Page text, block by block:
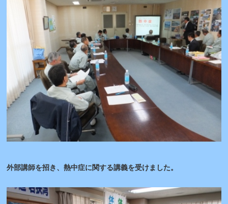
外部講師を招き、熱中症に関する講義を受けました。